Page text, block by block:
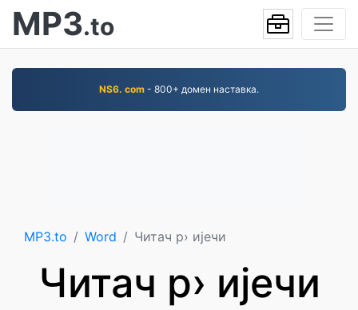
MP3.to
NS6. com - 800+ домен наставка.
MP3.to Word Читач р› ијечи
Читач р› ијечи